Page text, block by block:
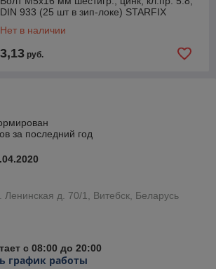
DIN 933 (25 шт в зип-локе) STARFIX
Нет в наличии
3,13 руб.
за последний год
Ленинская д. 70/1, Витебск, Беларусь
с 08:00 до 20:00
график работы